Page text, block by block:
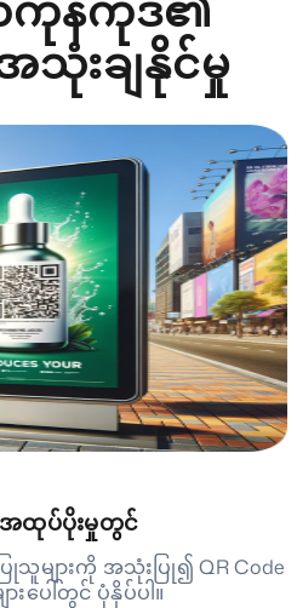
းချနိုင်မှု
ပ်ပိုးမှုတွင်
များကို အသုံးပြု၍ QR Code
ပေါ်တွင် ပုံနှိပ်ပါ။